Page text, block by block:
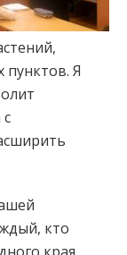
Я
кто